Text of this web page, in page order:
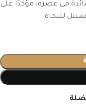
في عصره، مؤكدًا على
للنجاة.